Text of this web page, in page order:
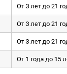
От 3 лет до 21
От 3 лет до 21
От 3 лет до 21
От 1 года до 15